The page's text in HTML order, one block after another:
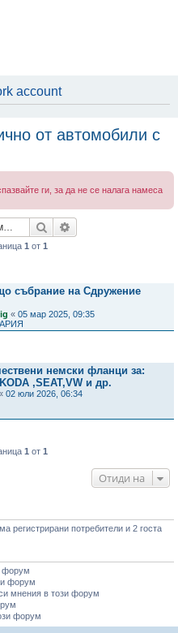
account
от автомобили с
спазвайте ги, за да не се налага намеса
Търсене
1 от 1
събрание на Сдружение
« 05 мар 2025, 09:35
немски фланци за:
,SEAT,VW и др.
02 юли 2026, 06:34
1 от 1
Отиди на
регистрирани потребители и 2 госта
форум
форум
мнения в този форум
форум